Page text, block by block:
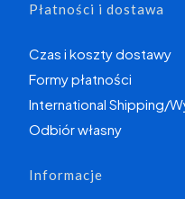
Płatności i dostawa
Czas i koszty dostawy
Formy płatności
International Shipping/
Odbiór własny
Informacje